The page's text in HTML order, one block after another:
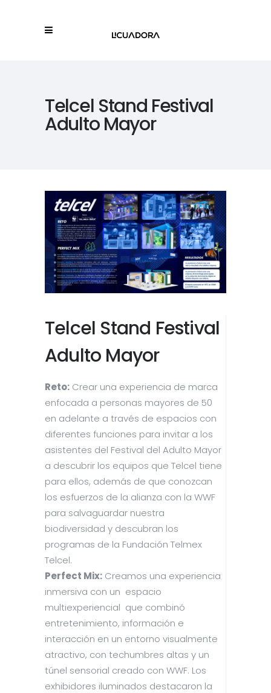
Telcel Stand Festival
Adulto Mayor
Telcel Stand Festival
Adulto Mayor
Reto: Crear una experiencia de marca
enfocada a personas mayores de 50
en adelante a través de espacios con
diferentes funciones para invitar a los
asistentes del Festival del Adulto Mayor
a descubrir los equipos que Telcel tiene
para ellos, además de que conozcan
los esfuerzos de la alianza con la WWF
para salvaguardar nuestra
biodiversidad y descubran los
programas de la Fundación Telmex
Telcel.
Perfect Mix: Creamos una experiencia
inmersiva con un espacio
multiexperiencial que combinó
entretenimiento, información e
interacción en un entorno visualmente
atractivo, con techumbres altas y un
túnel sensorial creado con WWF. Los
exhibidores iluminados destacaron la